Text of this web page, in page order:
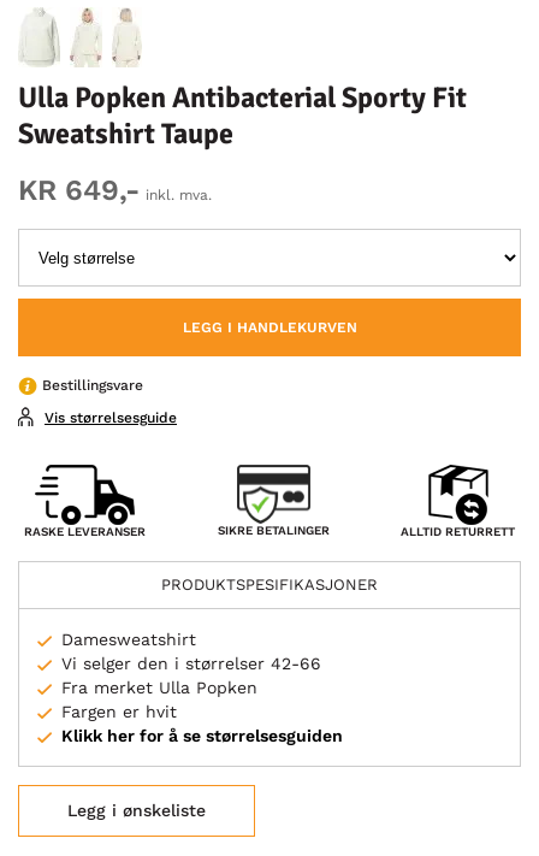
Ulla Popken Antibacterial Sporty Fit
Sweatshirt Taupe
KR 649,- inkl. mva.
LEGG I HANDLEKURVEN
Bestillingsvare
Vis størrelsesguide
RASKE LEVERANSER SIKRE BETALINGER ALLTID RETURRETT
PRODUKTSPESIFIKASJONER
Damesweatshirt
Vi selger den i størrelser 42-66
Fra merket Ulla Popken
Fargen er hvit
Klikk her for å se størrelsesguiden
Legg i ønskeliste